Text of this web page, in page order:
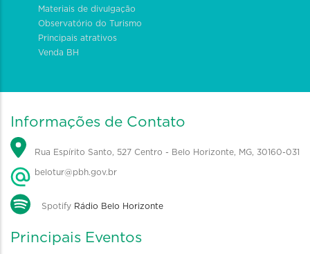
Materiais de divulgação
Observatório do Turismo
Principais atrativos
Venda BH
Informações de Contato
Rua Espírito Santo, 527 Centro - Belo Horizonte, MG, 30160-031
belotur@pbh.gov.br
Spotify Rádio Belo Horizonte
Principais Eventos